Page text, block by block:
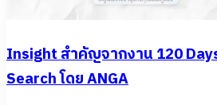
Insight สำคัญจากงาน 120
Search โดย ANGA